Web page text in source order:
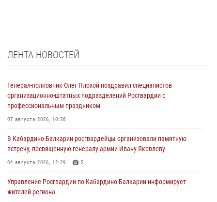
ЛЕНТА НОВОСТЕЙ
Генерал-полковник Олег Плохой поздравил специалистов
организационно-штатных подразделений Росгвардии с
профессиональным праздником
07 августа 2026, 10:28
В Кабардино-Балкарии росгвардейцы организовали памятную
встречу, посвященную генералу армии Ивану Яковлеву
04 августа 2026, 12:29 5
Управление Росгвардии по Кабардино-Балкарии информирует
жителей региона